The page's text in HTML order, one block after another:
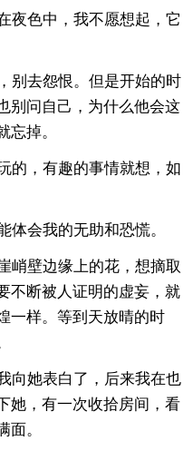
夜色中，我不愿想起，它
别去怨恨。但是开始的时
别问自己，为什么他会这
忘掉。
的，有趣的事情就想，如
体会我的无助和恐慌。
峭壁边缘上的花，想摘取
不断被人证明的虚妄，就
一样。等到天放晴的时
向她表白了，后来我在也
她，有一次收拾房间，看
面。